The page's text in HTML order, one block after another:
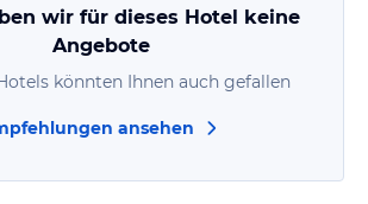
wir für dieses Hotel keine
Angebote
könnten Ihnen auch gefallen
ansehen